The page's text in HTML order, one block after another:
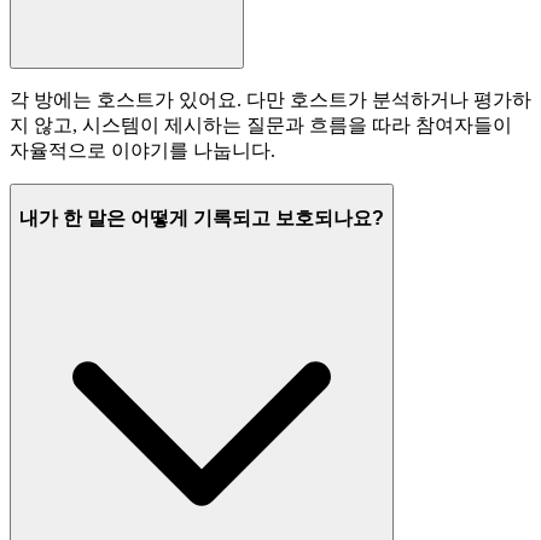
각 방에는 호스트가 있어요. 다만 호스트가 분석하거나 평가하
지 않고, 시스템이 제시하는 질문과 흐름을 따라 참여자들이
자율적으로 이야기를 나눕니다.
내가 한 말은 어떻게 기록되고 보호되나요?